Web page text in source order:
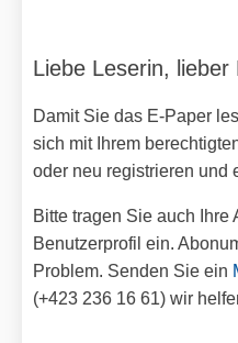
Liebe Leserin, lieber
Damit Sie das E-Paper
sich mit Ihrem
oder neu registrieren und
Bitte tragen Sie auch Ihre
Benutzerprofil ein.
Problem. Senden Sie ein
(+423 236 16 61) wir